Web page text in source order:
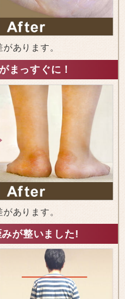
あります。
まっすぐに！
あります。
が整いました!